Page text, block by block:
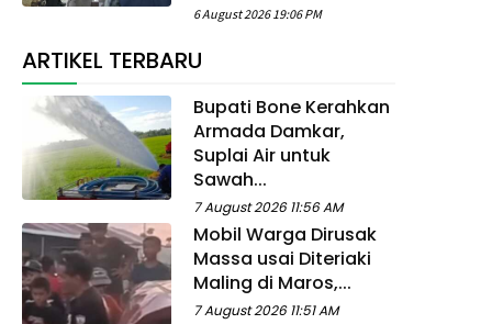
6 August 2026 19:06 PM
ARTIKEL TERBARU
Bupati Bone Kerahkan
Armada Damkar,
Suplai Air untuk
Sawah...
7 August 2026 11:56 AM
Mobil Warga Dirusak
Massa usai Diteriaki
Maling di Maros,...
7 August 2026 11:51 AM